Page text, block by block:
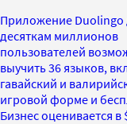
Приложение Duolingo
десяткам миллионов
пользователей
выучить 36 языков,
гавайский и
игровой форме и
Бизнес оценивается в